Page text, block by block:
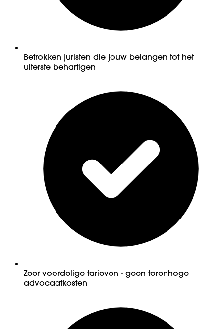
Betrokken juristen die jouw belangen tot het
uiterste behartigen
Zeer voordelige tarieven - geen torenhoge
advocaatkosten